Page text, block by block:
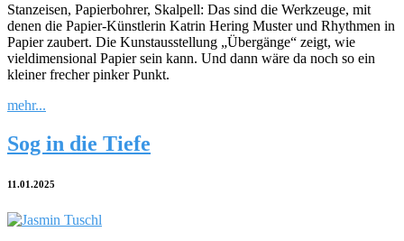
Stanzeisen, Papierbohrer, Skalpell: Das sind die Werkzeuge, mit
denen die Papier-Künstlerin Katrin Hering Muster und Rhythmen in
Papier zaubert. Die Kunstausstellung „Übergänge“ zeigt, wie
vieldimensional Papier sein kann. Und dann wäre da noch so ein
kleiner frecher pinker Punkt.
mehr...
Sog in die Tiefe
11.01.2025